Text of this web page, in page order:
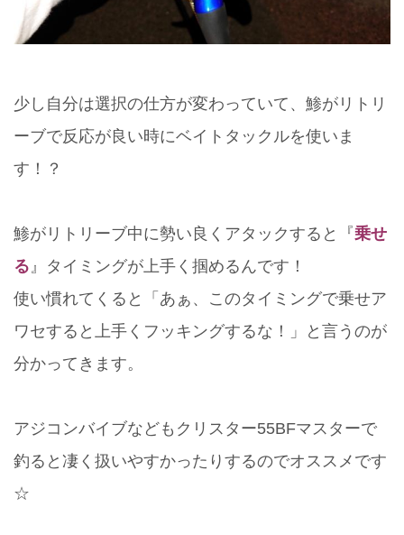
少し自分は選択の仕方が変わっていて、鯵がリトリ
ーブで反応が良い時にベイトタックルを使いま
す！？
鯵がリトリーブ中に勢い良くアタックすると『乗せ
る』タイミングが上手く掴めるんです！
使い慣れてくると「あぁ、このタイミングで乗せア
ワセすると上手くフッキングするな！」と言うのが
分かってきます。
アジコンバイブなどもクリスター55BFマスターで
釣ると凄く扱いやすかったりするのでオススメです
☆